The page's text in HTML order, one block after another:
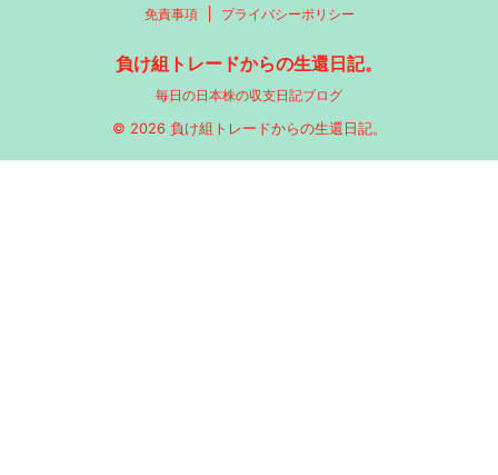
免責事項 プライバシーポリシー
負け組トレードからの生還日記。
毎日の日本株の収支日記ブログ
© 2026 負け組トレードからの生還日記。